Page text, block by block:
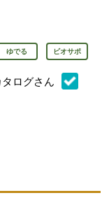
ゆでる ビオサポ
ログさん